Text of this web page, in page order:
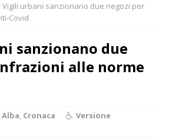
I Vigili urbani sanzionano due negozi per
Covid
sanzionano due
alle norme
Alba, Cronaca
Versione